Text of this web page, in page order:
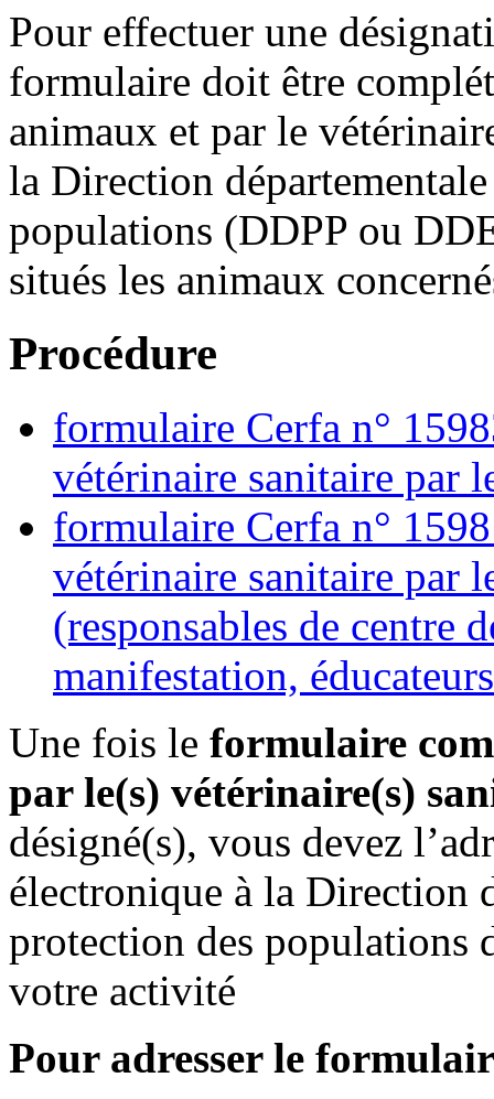
Pour effectuer une
formulaire doit être
animaux et par le
la Direction
populations (DDPP ou
situés les animaux
Procédure
formulaire Cerfa n°
vétérinaire sanitaire par
formulaire Cerfa n°
vétérinaire sanitaire par
(responsables de centre
manifestation,
Une fois le formulaire
par le(s) vétérinaire(s)
désigné(s), vous devez
électronique à la Direction
protection des populations
votre activité
Pour adresser le